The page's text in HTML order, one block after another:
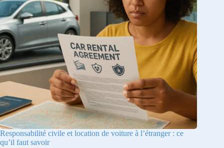
Responsabilité civile et location de voiture à l’étranger : ce
qu’il faut savoir